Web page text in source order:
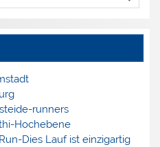
runners
Hochebene
Dies Lauf ist einzigartig